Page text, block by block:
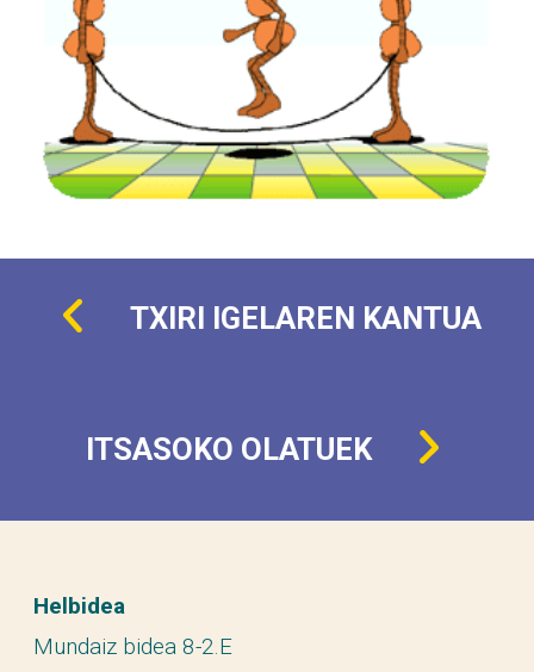
TXIRI IGELAREN KANTUA
ITSASOKO OLATUEK
Helbidea
Mundaiz bidea 8-2.E